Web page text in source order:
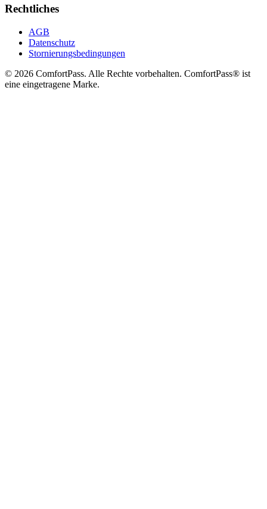
Rechtliches
AGB
Datenschutz
Stornierungsbedingungen
© 2026 ComfortPass. Alle Rechte vorbehalten. ComfortPass® ist
eine eingetragene Marke.